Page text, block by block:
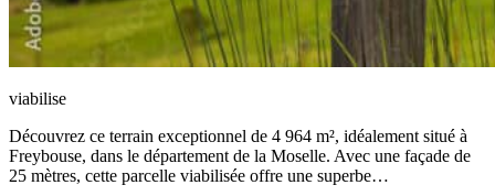
viabilise
Découvrez ce terrain exceptionnel de 4 964 m², idéalement situé à
Freybouse, dans le département de la Moselle. Avec une façade de
25 mètres, cette parcelle viabilisée offre une superbe…